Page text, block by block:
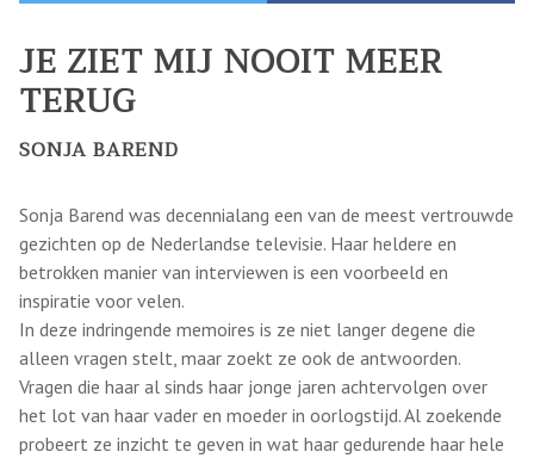
JE ZIET MIJ NOOIT MEER
TERUG
SONJA BAREND
Sonja Barend was decennialang een van de meest vertrouwde
gezichten op de Nederlandse televisie. Haar heldere en
betrokken manier van interviewen is een voorbeeld en
inspiratie voor velen.
In deze indringende memoires is ze niet langer degene die
alleen vragen stelt, maar zoekt ze ook de antwoorden.
Vragen die haar al sinds haar jonge jaren achtervolgen over
het lot van haar vader en moeder in oorlogstijd. Al zoekende
probeert ze inzicht te geven in wat haar gedurende haar hele